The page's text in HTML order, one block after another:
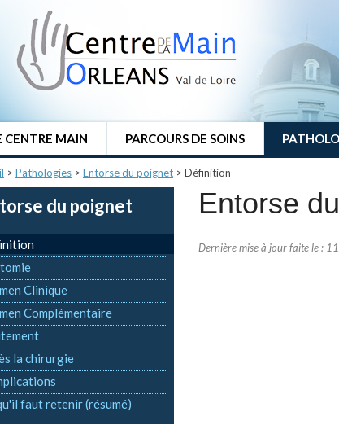
CENTRE MAIN PARCOURS DE SOINS
> Pathologies > Entorse du poignet > Définition
du poignet
Clinique
Complémentaire
la chirurgie
faut retenir (résumé)
Entorse
Dernière mise à jour faite le :